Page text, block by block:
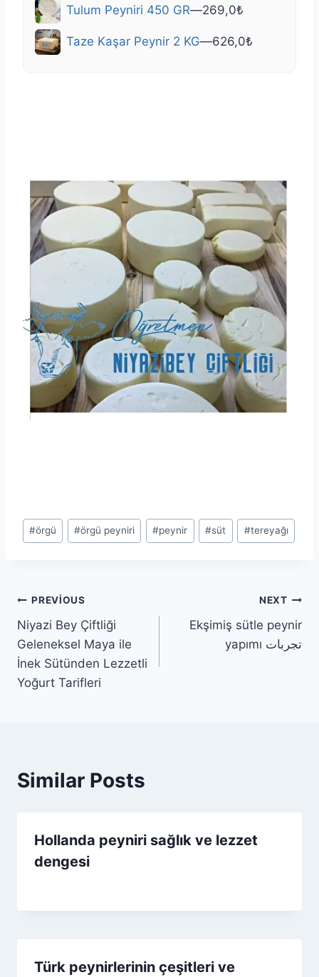
Tulum Peyniri 450 GR—269,0₺
Taze Kaşar Peynir 2 KG—626,0₺
Post
Tags:
#örgü #örgü peyniri #peynir #süt #tereyağı
Yazı
gezinmesi
PREVIOUS
Niyazi Bey Çiftliği
Geleneksel Maya ile
İnek Sütünden Lezzetli
Yoğurt Tarifleri
NEXT
Ekşimiş sütle peynir
yapımı تجربات
Similar Posts
Hollanda peyniri sağlık ve lezzet
dengesi
Türk peynirlerinin çeşitleri ve